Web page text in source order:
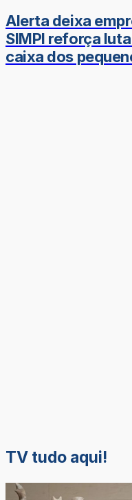
Alerta deixa
SIMPI reforça
caixa dos
TV tudo aqui!